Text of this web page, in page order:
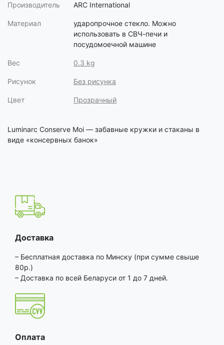
Производитель ARC International
Материал
ударопрочное стекло. Можно
использовать в СВЧ-печи и
посудомоечной машине
Вес 0.3 kg
Рисунок Без рисунка
Цвет Прозрачный
Luminarc Conserve Moi — забавные кружки и стаканы в
виде «консервных банок»
Доставка
– Бесплатная доставка по Минску (при сумме свыше
80р.)
– Доставка по всей Беларуси от 1 до 7 дней.
Оплата